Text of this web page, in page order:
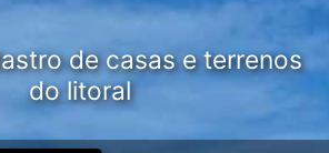
de casas e terrenos
do litoral